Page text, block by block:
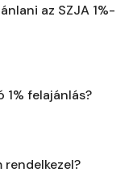
az SZJA 1%-
felajánlás?